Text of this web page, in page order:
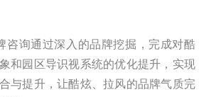
咨询通过深入的品牌挖掘，完成对酷
和园区导识视系统的优化提升，实现
与提升，让酷炫、拉风的品牌气质完